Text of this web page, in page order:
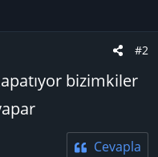
#2
bizimkiler
Cevapla